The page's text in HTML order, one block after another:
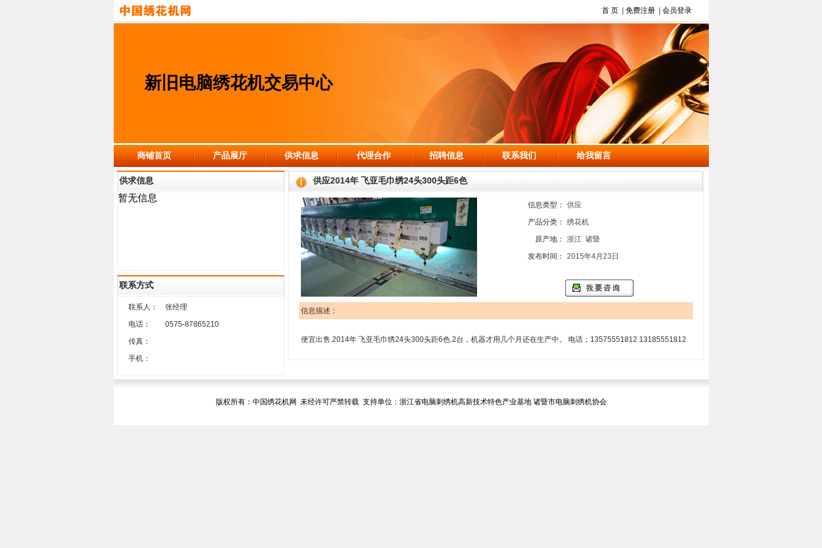
首 页| 免费注册| 会员登录
新旧电脑绣花机交易中心
商铺首页 产品展厅 供求信息 代理合作 招聘信息 联系我们 给我留言
供求信息
暂无信息
联系方式
联系人：
张经理
电话：
0575-87865210
传真：
手机：
供应2014年 飞亚毛巾绣24头300头距6色
信息类型：
供应
产品分类：
绣花机
原产地：
浙江 诸暨
发布时间：
2015年4月23日
信息描述：
便宜出售.2014年 飞亚毛巾绣24头300头距6色.2台，机器才用几个月还在生产中。 电话；13575551812 13185551812
版权所有：中国绣花机网 未经许可严禁转载 支持单位：浙江省电脑刺绣机高新技术特色产业基地 诸暨市电脑刺绣机协会